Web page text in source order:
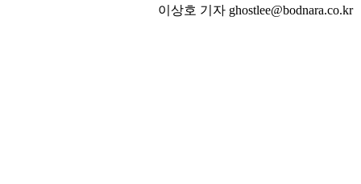
이상호 기자 ghostlee@bodnara.co.kr